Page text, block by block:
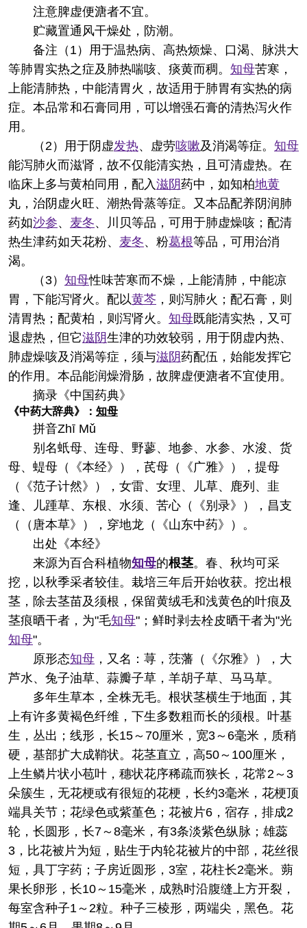
注意脾虚便溏者不宜。
贮藏置通风干燥处，防潮。
备注 （1）用于温热病、高热烦燥、口渴、脉洪大
等肺胃实热之症及肺热喘咳、痰黄而稠。 知母苦寒，
上能清肺热，中能清胃火，故适用于肺胃有实热的病
症。本品常和石膏同用，可以增强石膏的清热泻火作
用。
（2）用于阴虚发热、虚劳咳嗽及消渴等症。 知母
能泻肺火而滋肾，故不仅能清实热，且可清虚热。在
临床上多与黄柏同用，配入 滋阴药中，如知柏地黄
丸，治阴虚火旺、潮热骨蒸等症。又本品配养阴润肺
药如沙参、 麦冬、川贝等品，可用于肺虚燥咳；配清
热生津药如天花粉、 麦冬、粉葛根等品，可用治消
渴。
（3） 知母性味苦寒而不燥，上能清肺，中能凉
胃，下能泻肾火。配以黄芩 ，则泻肺火；配石膏，则
清胃热；配黄柏，则泻肾火。 知母既能清实热，又可
退虚热，但它滋阴生津的功效较弱，用于阴虚内热、
肺虚燥咳及消渴等症，须与滋阴药配伍，始能发挥它
的作用。本品能润燥滑肠，故脾虚便溏者不宜使用。
摘录 《中国药典》
《中药大辞典》： 知母
拼音Zhī Mǔ
别名蚔母、连母、野蓼、地参、水参、水浚、货
母、蝭母（《本经》），芪母（《广雅》），提母
（《范子计然》），女雷、女理、儿草、鹿列、韭
逢、儿踵草、东根、水须、苦心（《别录》），昌支
（（唐本草》），穿地龙（《山东中药》）。
出处 《本经》
来源为百合科植物知母的根茎。春、秋均可采
挖，以秋季采者较佳。栽培三年后开始收获。挖出根
茎，除去茎苗及须根，保留黄绒毛和浅黄色的叶痕及
茎痕晒干者，为"毛知母"；鲜时剥去栓皮晒干者为"光
知母"。
原形态知母 ，又名：荨，莐藩（《尔雅》），大
芦水、兔子油草、蒜瓣子草，羊胡子草、马马草。
多年生草本，全株无毛。根状茎横生于地面，其
上有许多黄褐色纤维，下生多数粗而长的须根。叶基
生，丛出；线形，长15～70厘米，宽3～6毫米，质稍
硬，基部扩大成鞘状。花茎直立，高50～100厘米，
上生鳞片状小苞叶，穗状花序稀疏而狭长，花常2～3
朵簇生，无花梗或有很短的花梗，长约3毫米，花梗顶
端具关节；花绿色或紫堇色；花被片6，宿存，排成2
轮，长圆形，长7～8毫米，有3条淡紫色纵脉；雄蕊
3，比花被片为短，贴生于内轮花被片的中部，花丝很
短，具丁字药；子房近圆形，3室，花柱长2毫米。蒴
果长卵形，长10～15毫米，成熟时沿腹缝上方开裂，
每室含种子1～2粒。种子三棱形，两端尖，黑色。花